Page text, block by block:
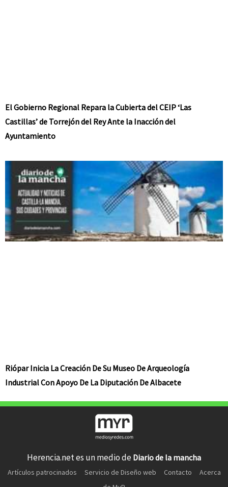
El Gobierno Regional Repara la Cubierta del CEIP ‘Las
Castillas’ de Torrejón del Rey Ante la Inacción del
Ayuntamiento
Riópar Inicia La Creación De Su Museo De Arqueología
Industrial Con Apoyo De La Diputación De Albacete
Herencia.net es un medio de Diario de la mancha
Artículos patrocinados Servicio de Diseño web Contacto
Acerca